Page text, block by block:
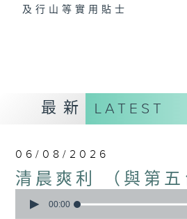
及行山等實用貼士
清晨爽利之齊齊做早操
最新 LATEST
06/08/2026
清晨爽利 （與第五
seconds
00:00